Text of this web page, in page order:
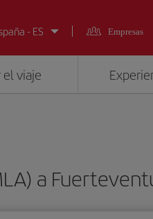
- ES
Empresas
el viaje
a